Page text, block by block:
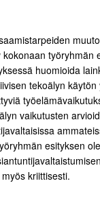
työryhmän
huomioida
tekoälyn käytön
vaikutusten
esityksen
kriittisesti.